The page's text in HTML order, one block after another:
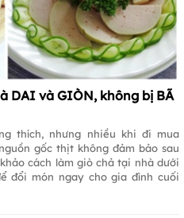
DAI và GIÒN, không bị BÃ
thích, nhưng nhiều khi đi mua
gốc thịt không đảm bảo sau
cách làm giò chả tại nhà dưới
đổi món ngay cho gia đình cuối